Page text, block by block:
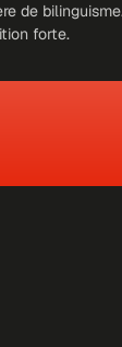
de
forte.